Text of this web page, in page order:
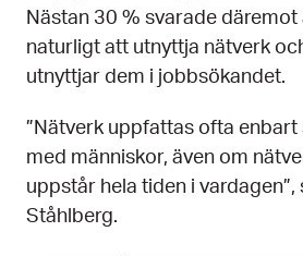
Nästan 30 % svarade
naturligt att utnyttja nätverk
utnyttjar dem i jobbsökandet.
”Nätverk uppfattas ofta
med människor, även om
uppstår hela tiden i vardagen”,
Ståhlberg.